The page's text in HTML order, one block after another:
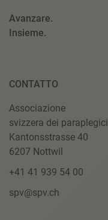
Avanzare.
Insieme.
CONTATTO
Associazione
svizzera dei paraplegici
Kantonsstrasse 40
6207 Nottwil
+41 41 939 54 00
spv@spv.ch